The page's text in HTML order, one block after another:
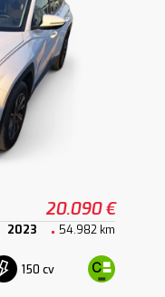
20.090 €
2023 54.982 km
150 cv